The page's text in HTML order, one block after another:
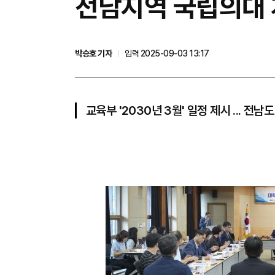
전남지역 국립의
박승호 기자 입력 2025-09-03 13:17
교육부 '2030년 3월' 일정 제시 ... 전남